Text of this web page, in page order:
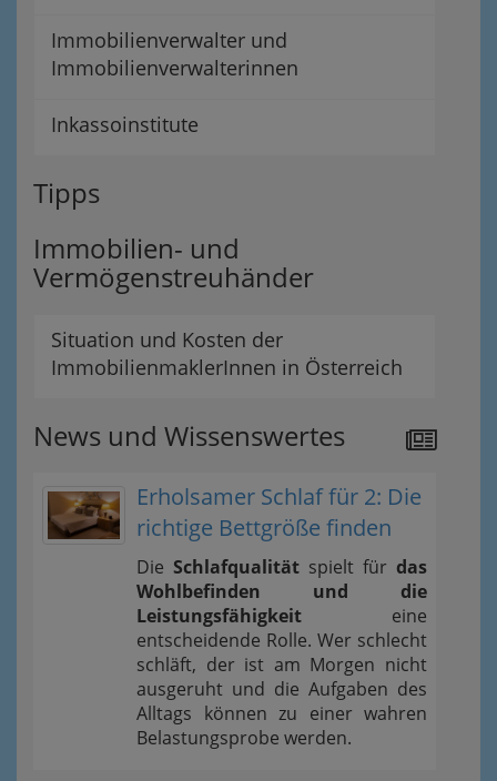
Immobilienverwalter und
Immobilienverwalterinnen
Inkassoinstitute
Tipps
Immobilien- und
Vermögenstreuhänder
Situation und Kosten der
ImmobilienmaklerInnen in Österreich
News und Wissenswertes
Erholsamer Schlaf für 2: Die
richtige Bettgröße finden
Die Schlafqualität spielt für das
Wohlbefinden und die
Leistungsfähigkeit eine
entscheidende Rolle. Wer schlecht
schläft, der ist am Morgen nicht
ausgeruht und die Aufgaben des
Alltags können zu einer wahren
Belastungsprobe werden.